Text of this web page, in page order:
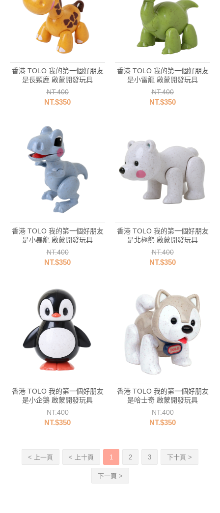
香港 TOLO 我的第一個好朋友
是長頸鹿 啟蒙開發玩具
NT.400
NT.$350
香港 TOLO 我的第一個好朋友
是小雷龍 啟蒙開發玩具
NT.400
NT.$350
香港 TOLO 我的第一個好朋友
是小暴龍 啟蒙開發玩具
NT.400
NT.$350
香港 TOLO 我的第一個好朋友
是北極熊 啟蒙開發玩具
NT.400
NT.$350
香港 TOLO 我的第一個好朋友
是小企鵝 啟蒙開發玩具
NT.400
NT.$350
香港 TOLO 我的第一個好朋友
是哈士奇 啟蒙開發玩具
NT.400
NT.$350
< 上一頁 < 上十頁 1 2 3 下十頁 >
下一頁 >